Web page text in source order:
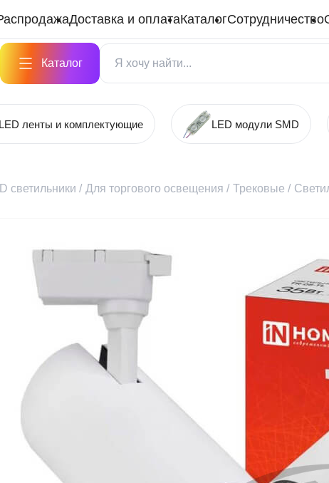
Доставка и оплатаКаталогСотрудничество
Каталог
LED ленты и комплектующие LED модули SMD
светильники / Для торгового освещения / Трековые /